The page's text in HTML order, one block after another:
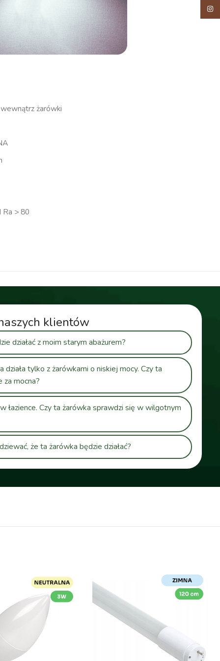
żarówki
Ra > 80
klientów
działać z moim starym abażurem?
działa tylko z żarówkami o niskiej mocy. Czy ta
mocna?
łazience. Czy ta żarówka sprawdzi się w wilgotnym
że ta żarówka będzie działać?